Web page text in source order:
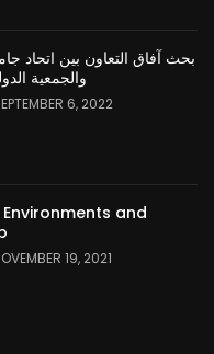
بحث آفاق التعاون بين اتحاد
والجمعية
6, 2022
and
19, 2021